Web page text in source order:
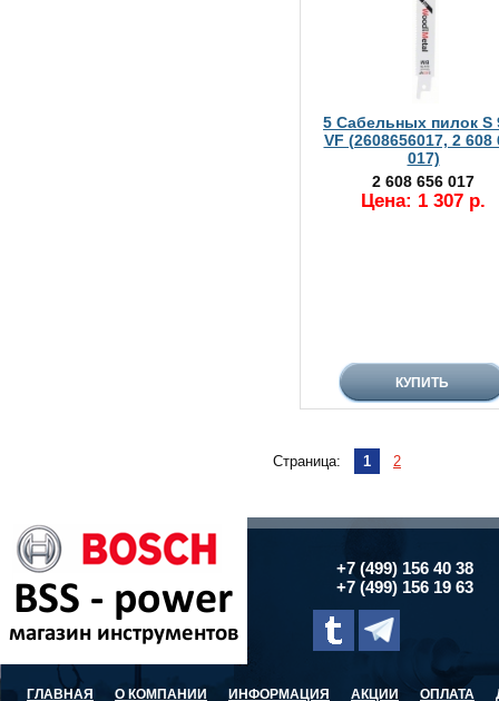
5 Сабельных пилок S
VF (2608656017, 2 608
017)
2 608 656 017
Цена: 1 307 р.
Страница: 1 2
+7 (499) 156 40 38
+7 (499) 156 19 63
ГЛАВНАЯ О КОМПАНИИ ИНФОРМАЦИЯ АКЦИИ ОПЛАТА